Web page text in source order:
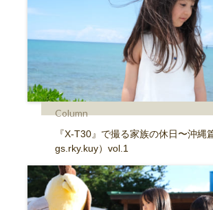
Column
『X-T30』で撮る家族の休日〜沖縄
gs.rky.kuy）vol.1